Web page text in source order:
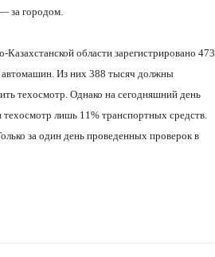
за городом.
области зарегистрировано 473
Из них 388 тысяч должны
техосмотр. Однако на сегодняшний день
лишь 11% транспортных средств.
за один день проведенных проверок в